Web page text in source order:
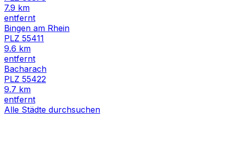
7.9 km
entfernt
Bingen am Rhein
PLZ 55411
9.6 km
entfernt
Bacharach
PLZ 55422
9.7 km
entfernt
Alle Städte durchsuchen